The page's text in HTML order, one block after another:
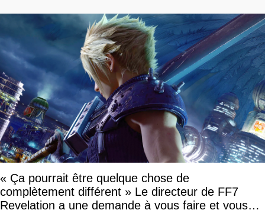
« Ça pourrait être quelque chose de
complètement différent » Le directeur de FF7
Revelation a une demande à vous faire et vous